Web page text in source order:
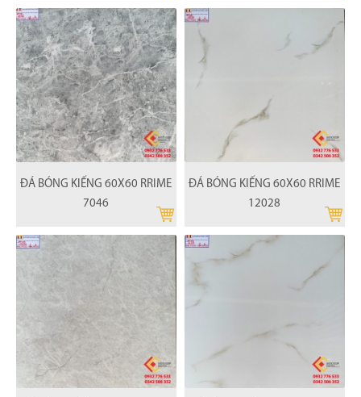
ĐÁ BÓNG KIẾNG 60X60 RRIME
7046
ĐÁ BÓNG KIẾNG 60X60 RRIME
12028